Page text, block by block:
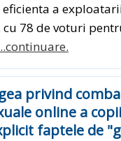
a
78 de voturi
privind
online a
faptele de